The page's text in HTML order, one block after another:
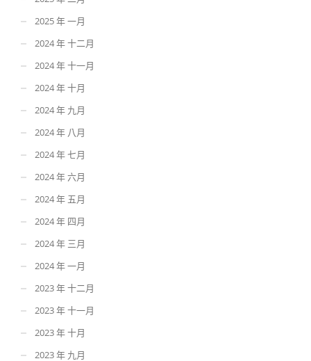
2025 年 一月
2024 年 十二月
2024 年 十一月
2024 年 十月
2024 年 九月
2024 年 八月
2024 年 七月
2024 年 六月
2024 年 五月
2024 年 四月
2024 年 三月
2024 年 一月
2023 年 十二月
2023 年 十一月
2023 年 十月
2023 年 九月